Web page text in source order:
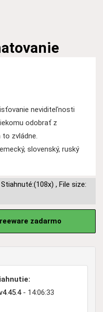
neviditeľnosti
odobrať z
zvládne.
slovenský, ruský
Stiahnuté:(108x) , File size:
zadarmo
- 14:06:33